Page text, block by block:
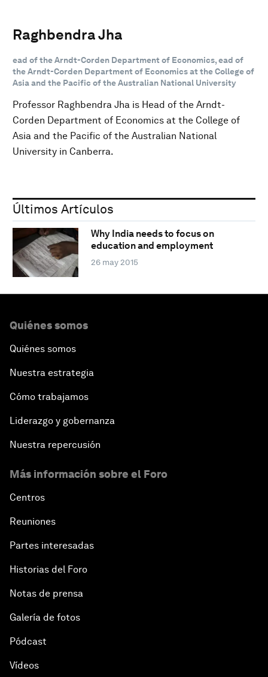
Raghbendra Jha
ead of the Arndt-Corden Department of Economics, ead of
the Arndt-Corden Department of Economics at the College of
Asia and the Pacific of the Australian National University
Professor Raghbendra Jha is Head of the Arndt-
Corden Department of Economics at the College of
Asia and the Pacific of the Australian National
University in Canberra.
Últimos Artículos
Why India needs to focus on
education and employment
26 may 2015
Quiénes somos
Quiénes somos
Nuestra estrategia
Cómo trabajamos
Liderazgo y gobernanza
Nuestra repercusión
Más información sobre el Foro
Centros
Reuniones
Partes interesadas
Historias del Foro
Notas de prensa
Galería de fotos
Pódcast
Vídeos